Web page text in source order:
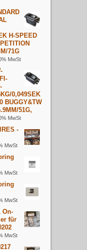
H-SPEED
71G
MwSt
0,049SEK
BUGGY&TW
51G,
MwSt
-
MwSt
MwSt
MwSt
On-
für
MwSt